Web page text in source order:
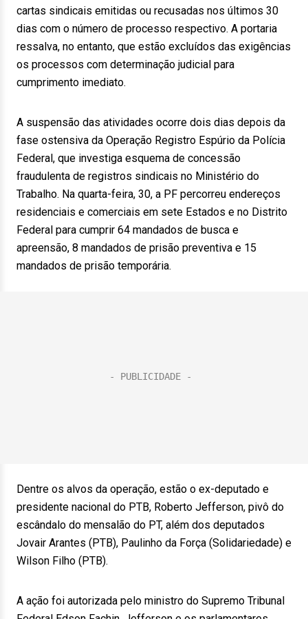
cartas sindicais emitidas ou recusadas nos últimos 30
dias com o número de processo respectivo. A portaria
ressalva, no entanto, que estão excluídos das exigências
os processos com determinação judicial para
cumprimento imediato.
A suspensão das atividades ocorre dois dias depois da
fase ostensiva da Operação Registro Espúrio da Polícia
Federal, que investiga esquema de concessão
fraudulenta de registros sindicais no Ministério do
Trabalho. Na quarta-feira, 30, a PF percorreu endereços
residenciais e comerciais em sete Estados e no Distrito
Federal para cumprir 64 mandados de busca e
apreensão, 8 mandados de prisão preventiva e 15
mandados de prisão temporária.
Dentre os alvos da operação, estão o ex-deputado e
presidente nacional do PTB, Roberto Jefferson, pivô do
escândalo do mensalão do PT, além dos deputados
Jovair Arantes (PTB), Paulinho da Força (Solidariedade) e
Wilson Filho (PTB).
A ação foi autorizada pelo ministro do Supremo Tribunal